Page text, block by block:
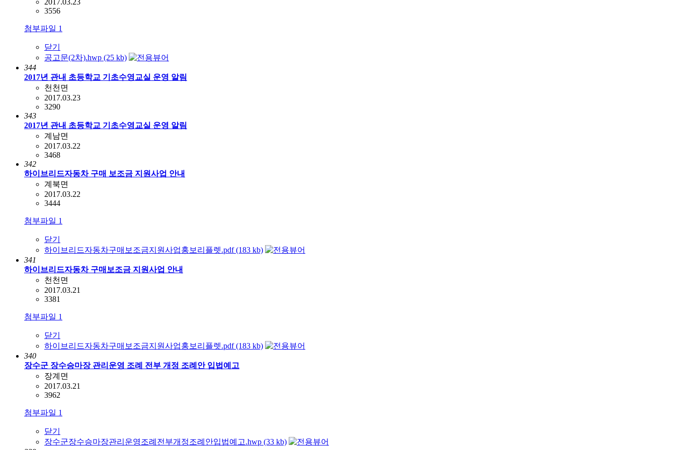
2017.03.23
3556
첨부파일 1
닫기
공고문(2차).hwp (25 kb)
344
2017년 관내 초등학교 기초수영교실 운영 알림
천천면
2017.03.23
3290
343
2017년 관내 초등학교 기초수영교실 운영 알림
계남면
2017.03.22
3468
342
하이브리드자동차 구매 보조금 지원사업 안내
계북면
2017.03.22
3444
첨부파일 1
닫기
하이브리드자동차구매보조금지원사업홍보리플렛.pdf (183 kb)
341
하이브리드자동차 구매보조금 지원사업 안내
천천면
2017.03.21
3381
첨부파일 1
닫기
하이브리드자동차구매보조금지원사업홍보리플렛.pdf (183 kb)
340
장수군 장수승마장 관리운영 조례 전부 개정 조례안 입법예고
장계면
2017.03.21
3962
첨부파일 1
닫기
장수군장수승마장관리운영조례전부개정조례안입법예고.hwp (33 kb)